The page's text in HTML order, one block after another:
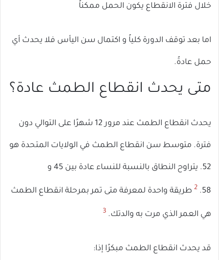
خلال فترة الانقطاع يكون الحمل ممكناً
اما بعد توقف الدورة كلياً و اكتمال سن اليأس فلا يحدث أي
حمل عادةً.
متى يحدث انقطاع الطمث عادة؟
يحدث انقطاع الطمث عند مرور 12 شهرًا على التوالي دون
فترة. متوسط ​​سن انقطاع الطمث في الولايات المتحدة هو
52. يتراوح النطاق بالنسبة للنساء عادة بين 45 و
58.
2 طريقة واحدة لمعرفة متى تمر بمرحلة انقطاع الطمث
هي العمر الذي مرت به والدتك. 3
قد يحدث انقطاع الطمث مبكرًا إذا: